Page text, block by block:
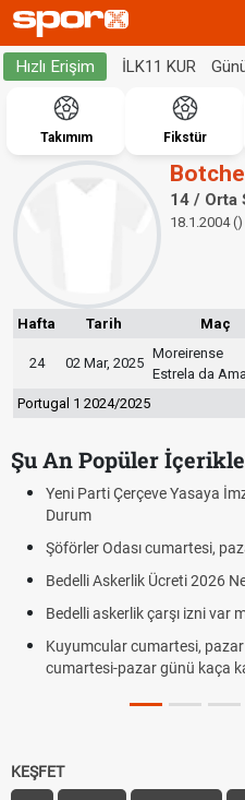
Hızlı Erişim İLK11 KUR
Takımım Fikstür
14 / Orta
18.1.2004 ()
Hafta Tarih Maç
24 02 Mar, 2025
Moreirense
Estrela da
Portugal 1 2024/2025
Şu An Popüler
Yeni Parti Çerçeve Yasaya
Durum
Şöförler Odası cumartesi,
Bedelli Askerlik Ücreti 2026
Bedelli askerlik çarşı izni var
Kuyumcular cumartesi, pazar
cumartesi-pazar günü kaça
KEŞFET